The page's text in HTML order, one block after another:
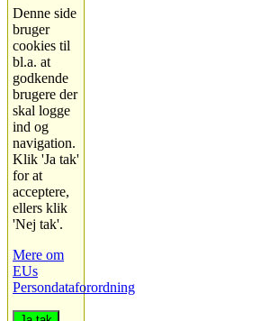
Denne side
bruger
cookies til
bl.a. at
godkende
brugere der
skal logge
ind og
navigation.
Klik 'Ja tak'
for at
acceptere,
ellers klik
'Nej tak'.
Mere om
EUs
Persondataforordning